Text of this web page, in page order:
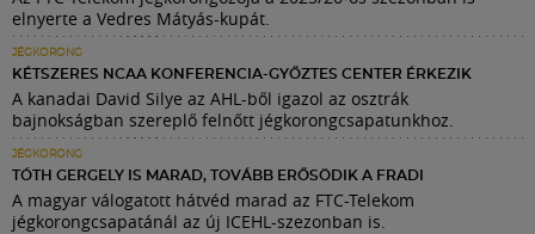
elnyerte a Vedres Mátyás-kupát.
JÉGKORONG
KÉTSZERES NCAA KONFERENCIA-GYŐZTES CENTER ÉRKEZIK
A kanadai David Silye az AHL-ből igazol az osztrák
bajnokságban szereplő felnőtt jégkorongcsapatunkhoz.
JÉGKORONG
TÓTH GERGELY IS MARAD, TOVÁBB ERŐSÖDIK A FRADI
A magyar válogatott hátvéd marad az FTC-Telekom
jégkorongcsapatánál az új ICEHL-szezonban is.